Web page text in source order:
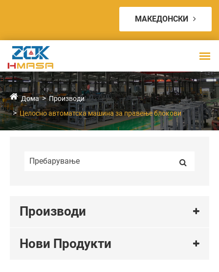
МАКЕДОНСКИ
Дома
Производи
Целосно автоматска машина за правење блокови
Производи
Нови Продукти